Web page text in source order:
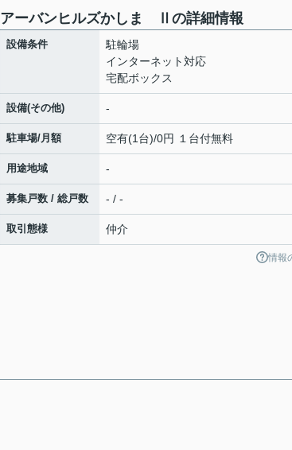
アーバンヒルズかしま Ⅱの詳細情報
設備条件
駐輪場
インターネット対応
宅配ボックス
設備(その他) -
駐車場/月額 空有(1台)/0円 １台付無料
用途地域 -
募集戸数 / 総戸数 - / -
取引態様 仲介
情報